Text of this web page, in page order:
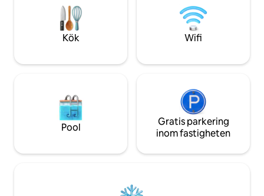
höghastighetsinternet via fiber för den
ultimata landsbygdsresan.
privatiserad för 1
priset av 20 € /
och 10 € ...
Kök Wifi
Pool
Gratis parkering
inom fastigheten